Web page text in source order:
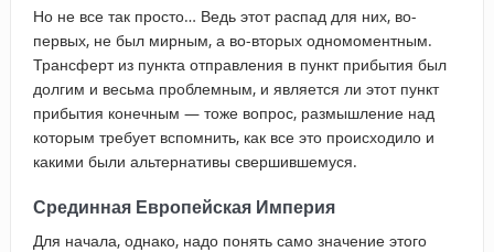
Но не все так просто… Ведь этот распад для них, во-
первых, не был мирным, а во-вторых одномоментным.
Трансферт из пункта отправления в пункт прибытия был
долгим и весьма проблемным, и является ли этот пункт
прибытия конечным — тоже вопрос, размышление над
которым требует вспомнить, как все это происходило и
какими были альтернативы свершившемуся.
Срединная Европейская Империя
Для начала, однако, надо понять само значение этого